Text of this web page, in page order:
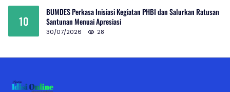
10
BUMDES Perkasa Inisiasi Kegiatan PHBI dan Salurkan Ratusan
Santunan Menuai Apresiasi
30/07/2026 28